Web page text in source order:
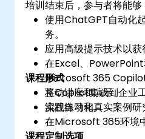
培训结束后，参与者将能够
使用ChatGPT自动化
务。
应用高级提示技术以获
在Excel、
Microsoft 365 Copilot
将Copilot集成到企业
流程自动化。
课程形式
互动讲座和演示。
实践练习和真实案例研
在Microsoft 365环境
课程定制选项